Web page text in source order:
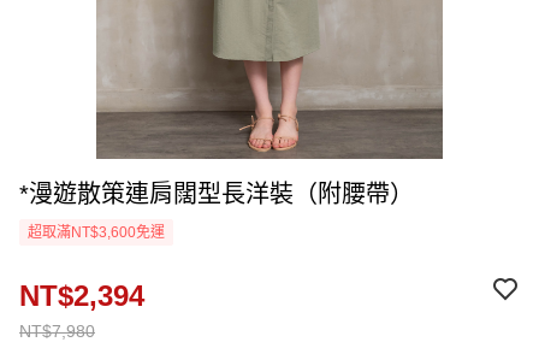
*漫遊散策連肩闊型長洋裝（附腰帶）
超取滿NT$3,600免運
NT$7,980
NT$2,394